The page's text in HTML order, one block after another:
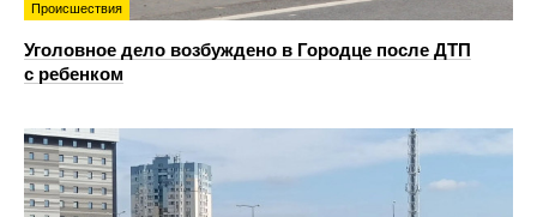
Происшествия
Уголовное дело возбуждено в Городце после ДТП
с ребенком